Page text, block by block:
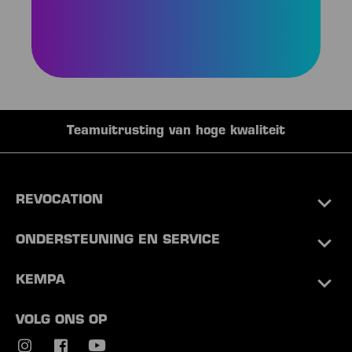
Teamuitrusting van hoge kwaliteit
REVOCATION
ONDERSTEUNING EN SERVICE
KEMPA
VOLG ONS OP